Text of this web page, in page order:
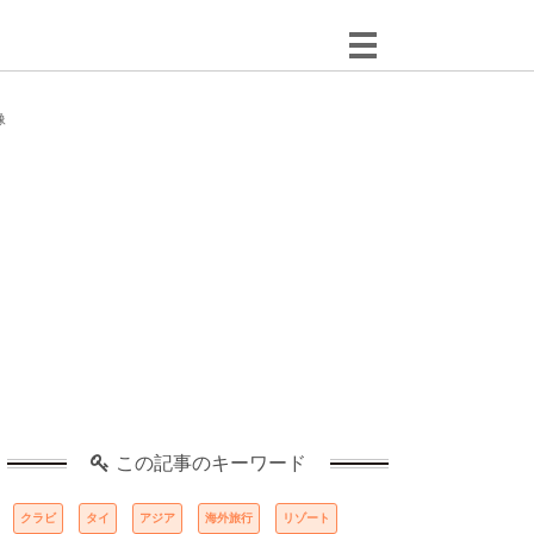
この記事のキーワード
クラビ タイ アジア 海外旅行 リゾート